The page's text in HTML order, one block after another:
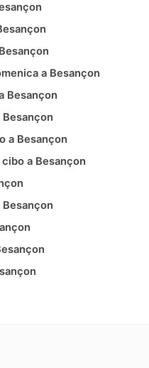
a Besançon
Besançon
a Besançon
a Besançon